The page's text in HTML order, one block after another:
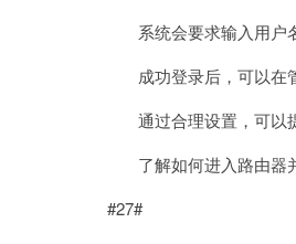
系统会要求输入用户名
成功登录后，可以在管
通过合理设置，可以提
了解如何进入路由器并
#27#